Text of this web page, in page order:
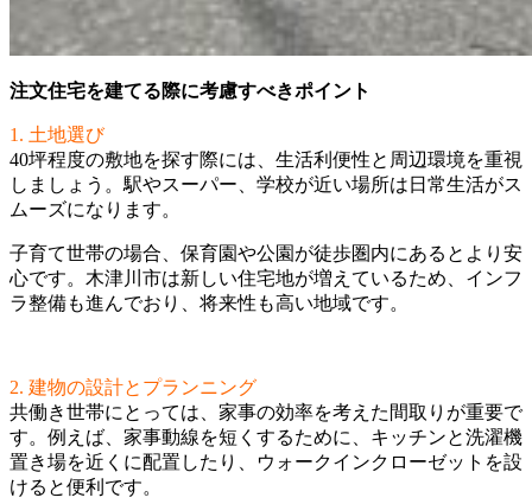
注文住宅を建てる際に考慮すべきポイント
1. 土地選び
40坪程度の敷地を探す際には、生活利便性と周辺環境を重視
しましょう。駅やスーパー、学校が近い場所は日常生活がス
ムーズになります。
子育て世帯の場合、保育園や公園が徒歩圏内にあるとより安
心です。木津川市は新しい住宅地が増えているため、インフ
ラ整備も進んでおり、将来性も高い地域です。
2. 建物の設計とプランニング
共働き世帯にとっては、家事の効率を考えた間取りが重要で
す。例えば、家事動線を短くするために、キッチンと洗濯機
置き場を近くに配置したり、ウォークインクローゼットを設
けると便利です。